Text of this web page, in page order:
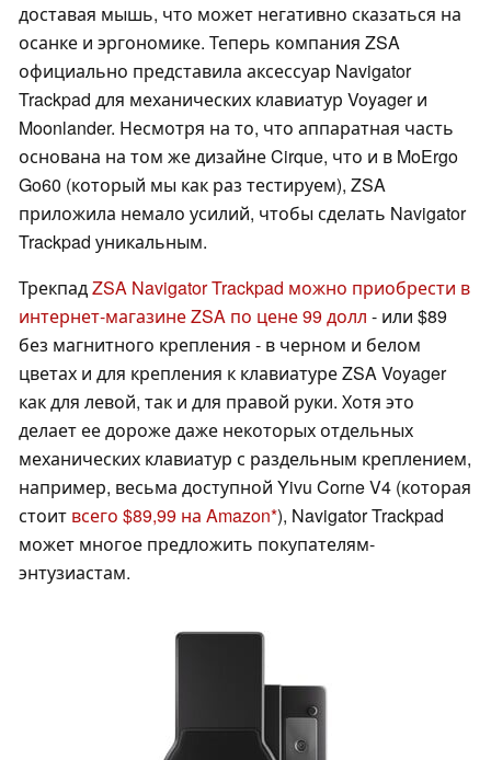
доставая мышь, что может негативно сказаться на
осанке и эргономике. Теперь компания ZSA
официально представила аксессуар Navigator
Trackpad для механических клавиатур Voyager и
Moonlander. Несмотря на то, что аппаратная часть
основана на том же дизайне Cirque, что и в MoErgo
Go60 (который мы как раз тестируем), ZSA
приложила немало усилий, чтобы сделать Navigator
Trackpad уникальным.
ТрекпадZSA Navigator Trackpad можно приобрести в
интернет-магазине ZSA по цене 99 долл - или $89
без магнитного крепления - в черном и белом
цветах и для крепления к клавиатуре ZSA Voyager
как для левой, так и для правой руки. Хотя это
делает ее дороже даже некоторых отдельных
механических клавиатур с раздельным креплением,
например, весьма доступной Yivu Corne V4 (которая
стоит всего $89,99 на Amazon ), Navigator Trackpad
может многое предложить покупателям-
энтузиастам.